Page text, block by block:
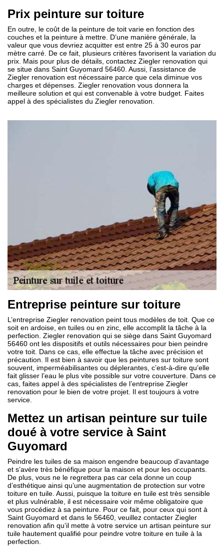
Prix peinture sur toiture
En outre, le coût de la peinture de toit varie en fonction des
couches et la peinture à mettre. D’une manière générale, la
valeur que vous devriez acquitter est entre 25 à 30 euros par
mètre carré. De ce fait, plusieurs critères favorisent la variation du
prix. Mais pour plus de détails, contactez Ziegler renovation qui
se situe dans Saint Guyomard 56460. Aussi, l’assistance de
Ziegler renovation est nécessaire parce que cela diminue vos
charges et dépenses. Ziegler renovation vous donnera la
meilleure solution et qui est convenable à votre budget. Faites
appel à des spécialistes du Ziegler renovation.
Entreprise peinture sur toiture
L’entreprise Ziegler renovation peint tous modèles de toit. Que ce
soit en ardoise, en tuiles ou en zinc, elle accomplit la tâche à la
perfection. Ziegler renovation qui se siège dans Saint Guyomard
56460 ont les dispositifs et outils nécessaires pour bien peindre
votre toit. Dans ce cas, elle effectue la tâche avec précision et
précaution. Il est bien à savoir que les peintures sur toiture sont
souvent, imperméabilisantes ou déplerantes, c’est-à-dire qu’elle
fait glisser l’eau le plus vite possible sur votre couverture. Dans ce
cas, faites appel à des spécialistes de l’entreprise Ziegler
renovation pour le bien de votre projet. Il est toujours à votre
service.
Mettez un artisan peinture sur tuile
doué à votre service à Saint
Guyomard
Peindre les tuiles de sa maison engendre beaucoup d’avantage
et s’avère très bénéfique pour la maison et pour les occupants.
De plus, vous ne le regrettera pas car cela donne un coup
d’esthétique ainsi qu’une augmentation de protection sur votre
toiture en tuile. Aussi, puisque la toiture en tuile est très sensible
et plus vulnérable, il est nécessaire voir même obligatoire que
vous procédiez à sa peinture. Pour ce fait, pour ceux qui sont à
Saint Guyomard et dans le 56460, veuillez contacter Ziegler
renovation afin qu’il mette à votre service un artisan peinture sur
tuile hautement qualifié pour peindre votre toiture en tuile à la
perfection.